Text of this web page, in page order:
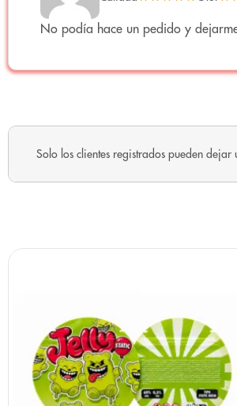
Producto de cáñamo industrial
Uso declarado:Coleccionismo y
No
Los análisis de
Para que un Ice-O-Lator como la Ice
🌡️
Guárdala
Cierre hermético:El oxígeno puede
Manipulación mínima:Usa
No podía hace un pedido y
Solo los clientes registrados pueden dejar